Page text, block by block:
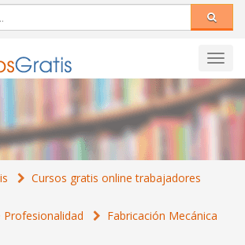
Cursos gratis online trabajadores
Fabricación Mecánica